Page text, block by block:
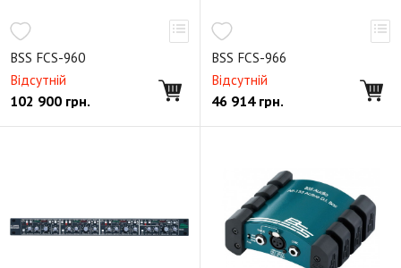
BSS FCS-960
Відсутній
102 900 грн.
BSS FCS-966
Відсутній
46 914грн.